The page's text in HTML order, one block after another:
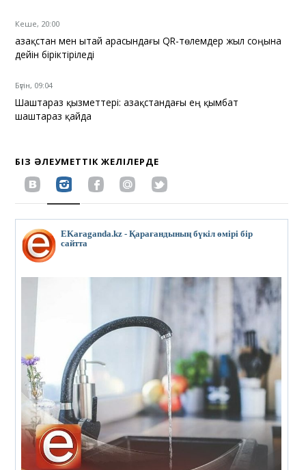
Кеше, 20:00
Қазақстан мен Қытай арасындағы QR-төлемдер жыл соңына
дейін біріктіріледі
Бүгін, 09:04
Шаштараз қызметтері: Қазақстандағы ең қымбат
шаштараз қайда
БІЗ ӘЛЕУМЕТТІК ЖЕЛІЛЕРДЕ
EKaraganda.kz - Қарағандының бүкіл өмірі бір
сайтта